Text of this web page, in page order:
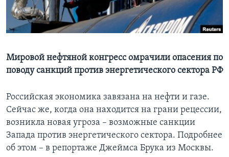
Learning English
Языки
Мировой нефтяной конгресс омрачили опасения по
поводу санкций против энергетического сектора РФ
Российская экономика завязана на нефти и газе.
Сейчас же, когда она находится на грани рецессии,
возникла новая угроза – возможные санкции
Запада против энергетического сектора. Подробнее
об этом – в репортаже Джеймса Брука из Москвы.